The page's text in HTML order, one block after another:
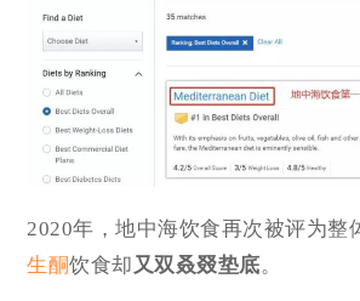
2020年，地中海饮食再次被评为整
生酮饮食却又双叒叕垫底。